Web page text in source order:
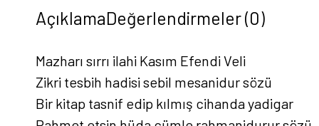
AçıklamaDeğerlendirmeler (0)
Mazharı sırrı ilahi Kasım Efendi Veli
Zikri tesbih hadisi sebil mesanidur sözü
Bir kitap tasnif edip kılmış cihanda yadigar